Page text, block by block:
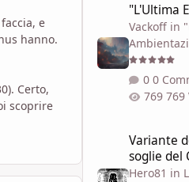
e
hanno.
Certo,
scoprire
"L'Ultima
Vackoffin
0
769
Variante
soglie del
Hero81 in